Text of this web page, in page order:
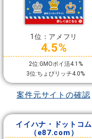
1位：アメフリ
4.5%
2位:GMOポイ活4.1%
3位:ちょびリッチ4.0%
案件元サイトの確認
イイハナ・ドットコム
（e87.com）